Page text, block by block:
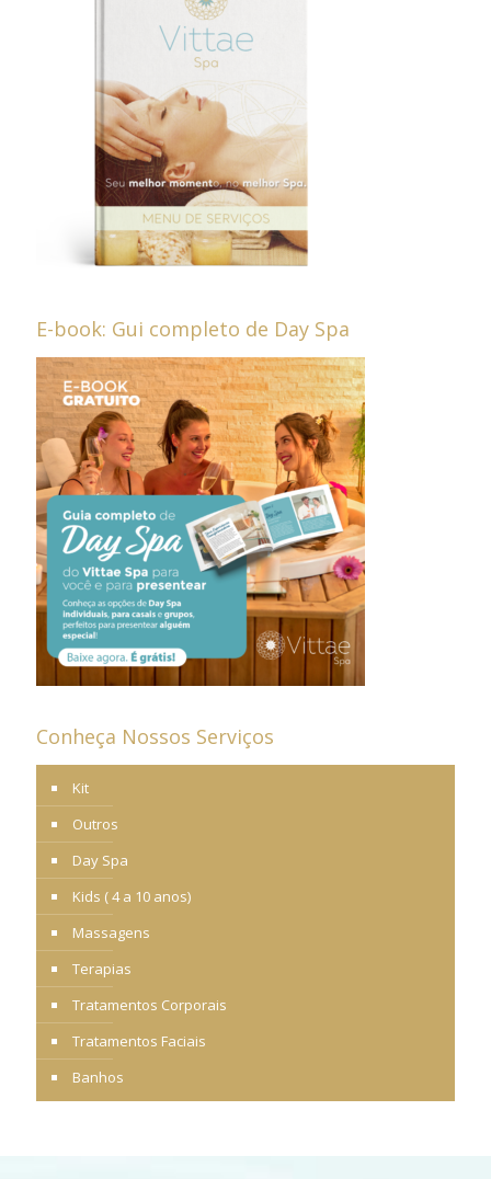
E-book: Gui completo de Day Spa
Conheça Nossos Serviços
Kit
Outros
Day Spa
Kids ( 4 a 10 anos)
Massagens
Terapias
Tratamentos Corporais
Tratamentos Faciais
Banhos